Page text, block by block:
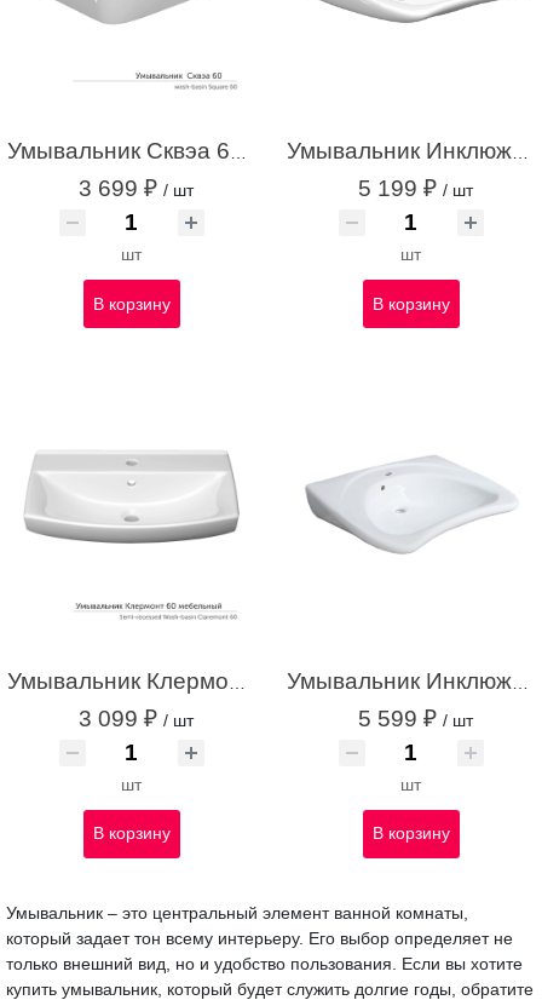
3 699 ₽ / шт
шт
В корзину
5 199 ₽ / шт
шт
В корзину
3 099 ₽ / шт
шт
В корзину
5 599 ₽ / шт
шт
В корзину
Умывальник – это центральный элемент ванной комнаты,
который задает тон всему интерьеру. Его выбор определяет не
только внешний вид, но и удобство пользования. Если вы хотите
купить умывальник, который будет служить долгие годы, обратите